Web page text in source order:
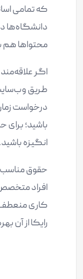
کهتمامی
دانشگاه‌ها
محتواها هم
اگر
طریق
درخواست
باشید؛ برای
انگیزه باشید.
حقوق مناسب،
افراد
کاری منعطف
رایکا از آن